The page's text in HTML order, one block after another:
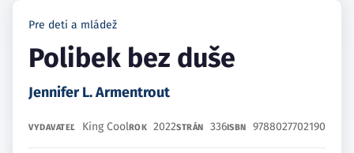
Pre deti a mládež
Polibek bez duše
Jennifer L. Armentrout
VYDAVATEĽ King CoolROK 2022STRÁN 336ISBN 9788027702190